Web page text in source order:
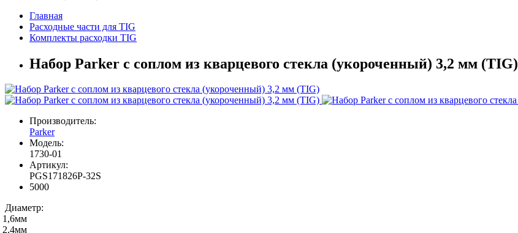
Главная
Расходные части для TIG
Комплекты расходки TIG
Набор Parker с соплом из кварцевого стекла (укороченный) 3,2 мм (TIG)
Производитель:
Parker
Модель:
1730-01
Артикул:
PGS171826P-32S
5000
Диаметр:
1,6мм
2,4мм